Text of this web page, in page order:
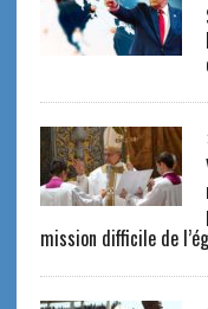
mission difficile de